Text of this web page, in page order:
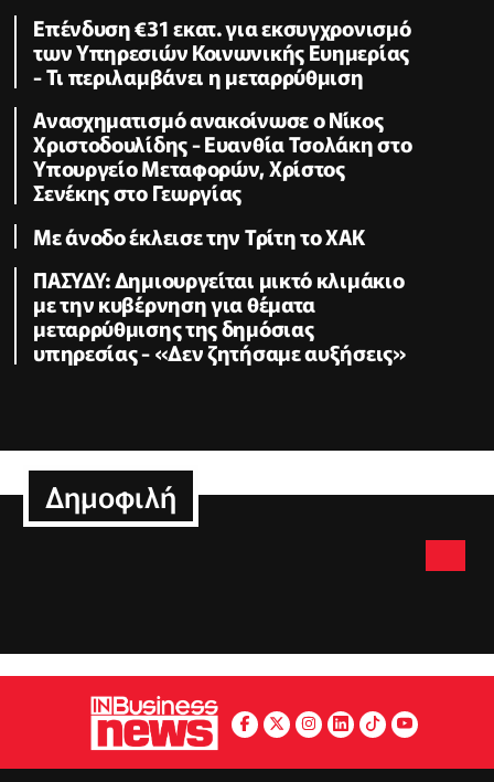
Επένδυση €31 εκατ. για εκσυγχρονισμό
των Υπηρεσιών Κοινωνικής Ευημερίας
- Τι περιλαμβάνει η μεταρρύθμιση
Ανασχηματισμό ανακοίνωσε ο Νίκος
Χριστοδουλίδης - Ευανθία Τσολάκη στο
Υπουργείο Μεταφορών, Χρίστος
Σενέκης στο Γεωργίας
Με άνοδο έκλεισε την Τρίτη το ΧΑΚ
ΠΑΣΥΔΥ: Δημιουργείται μικτό κλιμάκιο
με την κυβέρνηση για θέματα
μεταρρύθμισης της δημόσιας
υπηρεσίας - «Δεν ζητήσαμε αυξήσεις»
Δημοφιλή